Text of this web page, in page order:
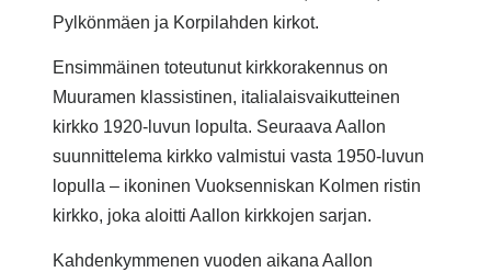
Pylkönmäen ja Korpilahden kirkot.
Ensimmäinen toteutunut kirkkorakennus on
Muuramen klassistinen, italialaisvaikutteinen
kirkko 1920-luvun lopulta. Seuraava Aallon
suunnittelema kirkko valmistui vasta 1950-luvun
lopulla – ikoninen Vuoksenniskan Kolmen ristin
kirkko, joka aloitti Aallon kirkkojen sarjan.
Kahdenkymmenen vuoden aikana Aallon